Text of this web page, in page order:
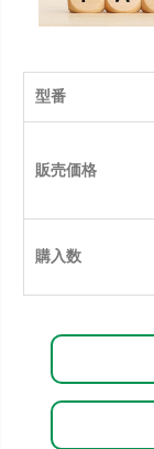
型番
販売価格
購入数